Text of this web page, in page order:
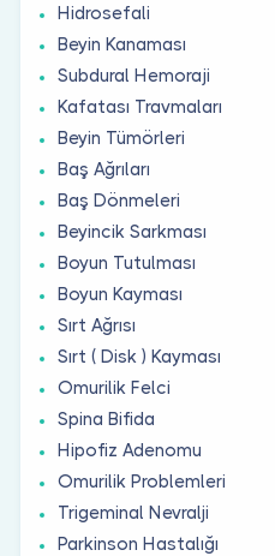
Hidrosefali
Beyin Kanaması
Subdural Hemoraji
Kafatası Travmaları
Beyin Tümörleri
Baş Ağrıları
Baş Dönmeleri
Beyincik Sarkması
Boyun Tutulması
Boyun Kayması
Sırt Ağrısı
Sırt ( Disk ) Kayması
Omurilik Felci
Spina Bifida
Hipofiz Adenomu
Omurilik Problemleri
Trigeminal Nevralji
Parkinson Hastalığı